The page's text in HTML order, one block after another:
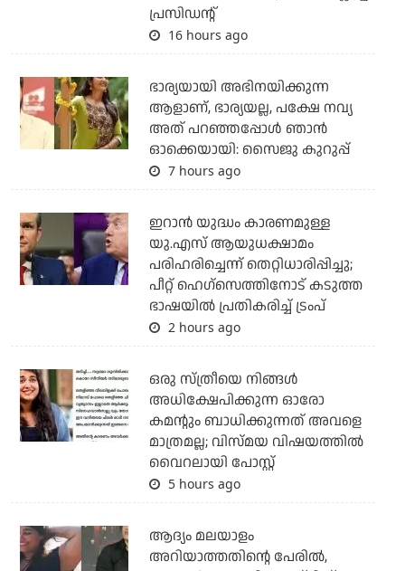
പ്രസിഡന്റ്
16 hours ago
ഭാര്യയായി അഭിനയിക്കുന്ന
ആളാണ്, ഭാര്യയല്ല, പക്ഷേ നവ്യ
അത് പറഞ്ഞപ്പോള്‍ ഞാന്‍
ഓക്കെയായി: സൈജു കുറുപ്പ്
7 hours ago
ഇറാന്‍ യുദ്ധം കാരണമുള്ള
യു.എസ് ആയുധക്ഷാമം
പരിഹരിച്ചെന്ന് തെറ്റിധാരിപ്പിച്ചു;
പീറ്റ് ഹെഗ്‌സെത്തിനോട് കടുത്ത
ഭാഷയില്‍ പ്രതികരിച്ച് ട്രംപ്
2 hours ago
ഒരു സ്ത്രീയെ നിങ്ങള്‍
അധിക്ഷേപിക്കുന്ന ഓരോ
കമന്റും ബാധിക്കുന്നത് അവളെ
മാത്രമല്ല; വിസ്മയ വിഷയത്തില്‍
വൈറലായി പോസ്റ്റ്
5 hours ago
ആദ്യം മലയാളം
അറിയാത്തതിന്റെ പേരില്‍,